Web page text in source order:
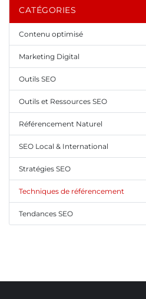
CATÉGORIES
Contenu optimisé
Marketing Digital
Outils SEO
Outils et Ressources SEO
Référencement Naturel
SEO Local & International
Stratégies SEO
Techniques de référencement
Tendances SEO